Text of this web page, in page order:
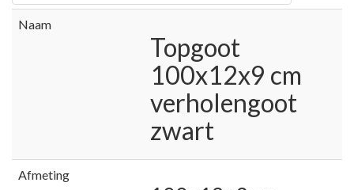
Naam
Topgoot
100x12x9 cm
verholengoot
zwart
Afmeting